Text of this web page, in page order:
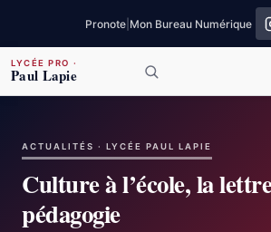
Pronote Mon Bureau Numérique
LYCÉE PRO ·
Paul Lapie
ACTUALITÉS · LYCÉE PAUL LAPIE
Culture à l’école, la
pédagogie